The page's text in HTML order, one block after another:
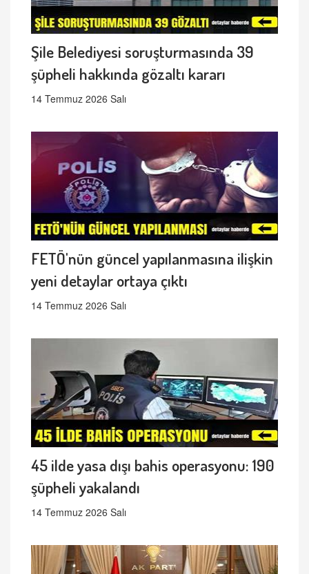
Şile Belediyesi soruşturmasında 39
şüpheli hakkında gözaltı kararı
14 Temmuz 2026 Salı
FETÖ'nün güncel yapılanmasına ilişkin
yeni detaylar ortaya çıktı
14 Temmuz 2026 Salı
45 ilde yasa dışı bahis operasyonu: 190
şüpheli yakalandı
14 Temmuz 2026 Salı